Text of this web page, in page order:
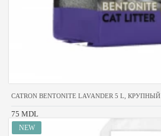
CATRON BENTONITE LAVANDER 5 L, КРУПНЫЙ
75 MDL